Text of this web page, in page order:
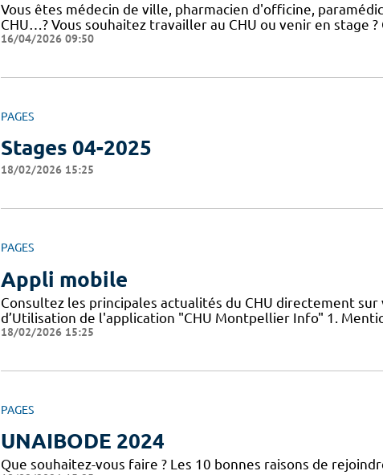
Vous êtes médecin de ville, pharmacien d'officine,
CHU…? Vous souhaitez travailler au CHU ou venir en stage
16/04/2026 09:50
PAGES
Stages 04-2025
18/02/2026 15:25
PAGES
Appli mobile
Consultez les principales actualités du CHU directement
d’Utilisation de l'application "CHU Montpellier Info" 1.
18/02/2026 15:25
PAGES
UNAIBODE 2024
Que souhaitez-vous faire ? Les 10 bonnes raisons de